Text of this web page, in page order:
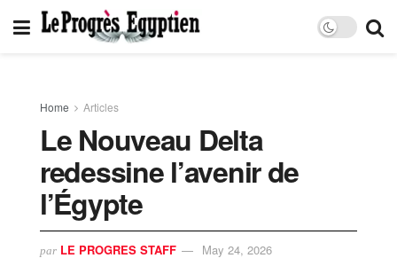
Home Articles
Le Nouveau Delta
redessine l’avenir de
l’Égypte
par LE PROGRES STAFF May 24, 2026